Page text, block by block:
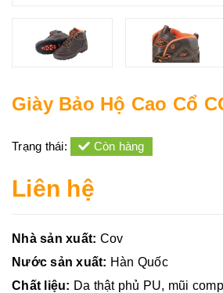
Giày Bảo Hộ Cao Cổ
Trạng thái: Còn hàng
Liên hệ
Nhà sản xuất: Cov
Nước sản xuất: Hàn Quốc
Chất liệu: Da thật phủ PU, mũi